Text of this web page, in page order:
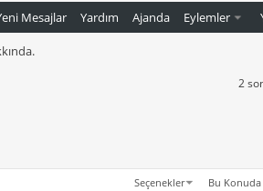
Mesajlar Yardım Ajanda Eylemler
2
Seçenekler Bu Konuda